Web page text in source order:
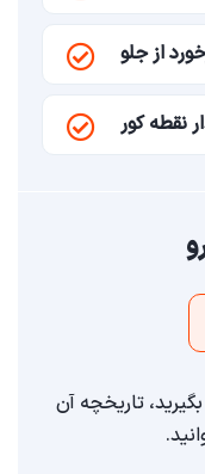
از جلو
نقطه کور
تاریخچه آن